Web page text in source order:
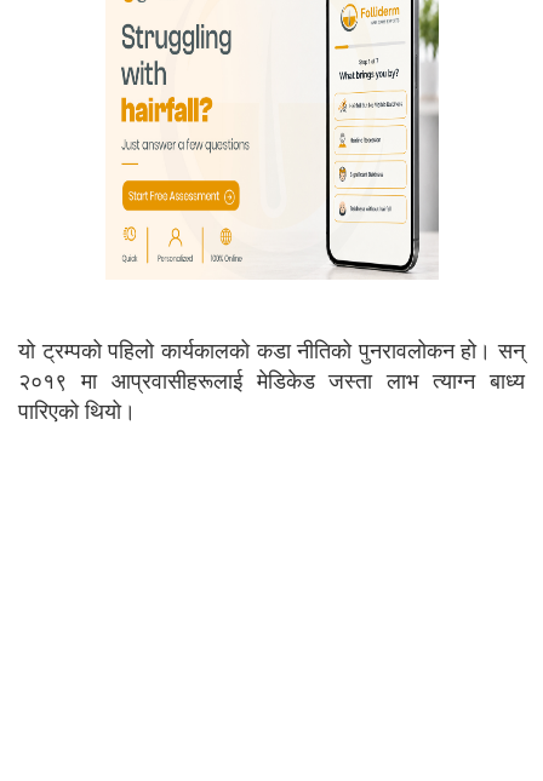
यो ट्रम्पको पहिलो कार्यकालको कडा नीतिको पुनरावलोकन हो। सन्
२०१९ मा आप्रवासीहरूलाई मेडिकेड जस्ता लाभ त्याग्न बाध्य
पारिएको थियो।